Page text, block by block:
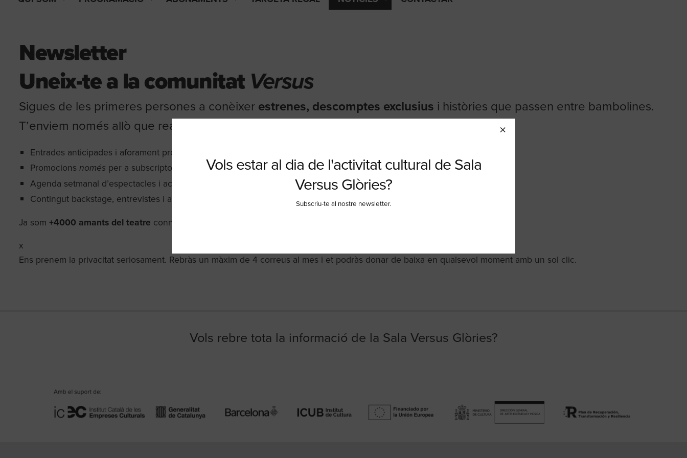
Newsletter
Uneix-te a la comunitat Versus
Sigues de les primeres persones a conèixerestrenes, descomptes exclusius i històries que passen entre bambolines.
T’enviem només allò que realment val la pena, ni més ni menys.
Entrades anticipades i aforament preferent a les noves funcions
Promocions només per a subscriptors
Agenda setmanal d’espectacles i activitats familiars
Contingut backstage, entrevistes i assajos oberts
Ja som +4000 amants del teatre connectats per correu. T’hi esperem!
x
Ens prenem la privacitat seriosament. Rebràs un màxim de 4 correus al mes i et podràs donar de baixa en qualsevol moment amb un sol clic.
Vols rebre tota la informació de la Sala Versus Glòries?
Vols estar al dia de l'activitat cultural de Sala
Versus Glòries?
Subscriu-te al nostre newsletter.
×